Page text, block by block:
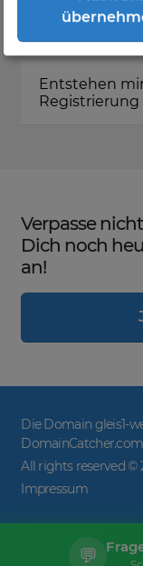
Was ist
Entstehen
Verpasse
Dich noch
an!
Die Domain gleis1-
All rights reserved ©
Impressum
💬